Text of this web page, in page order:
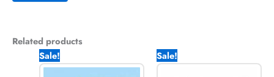
Related products
Sale!
price
price
Sale!
price
price